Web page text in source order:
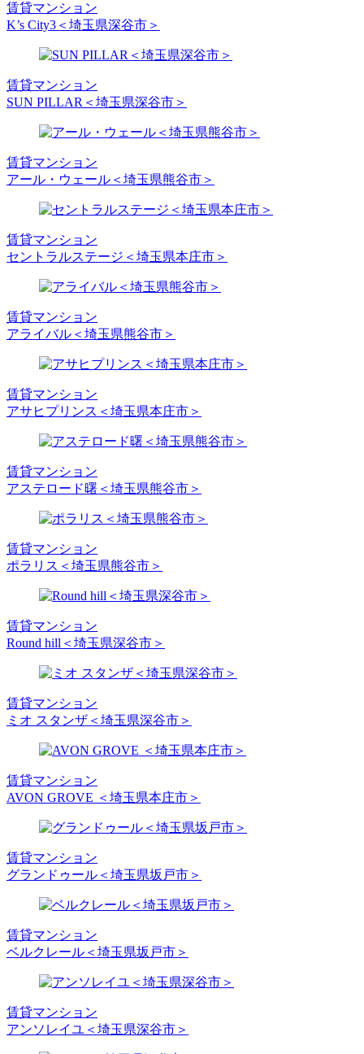
賃貸マンション
K’s City3＜埼玉県深谷市＞
賃貸マンション
SUN PILLAR＜埼玉県深谷市＞
賃貸マンション
アール・ウェール＜埼玉県熊谷市＞
賃貸マンション
セントラルステージ＜埼玉県本庄市＞
賃貸マンション
アライバル＜埼玉県熊谷市＞
賃貸マンション
アサヒプリンス＜埼玉県本庄市＞
賃貸マンション
アステロード曙＜埼玉県熊谷市＞
賃貸マンション
ポラリス＜埼玉県熊谷市＞
賃貸マンション
Round hill＜埼玉県深谷市＞
賃貸マンション
ミオ スタンザ＜埼玉県深谷市＞
賃貸マンション
AVON GROVE ＜埼玉県本庄市＞
賃貸マンション
グランドゥール＜埼玉県坂戸市＞
賃貸マンション
ベルクレール＜埼玉県坂戸市＞
賃貸マンション
アンソレイユ＜埼玉県深谷市＞